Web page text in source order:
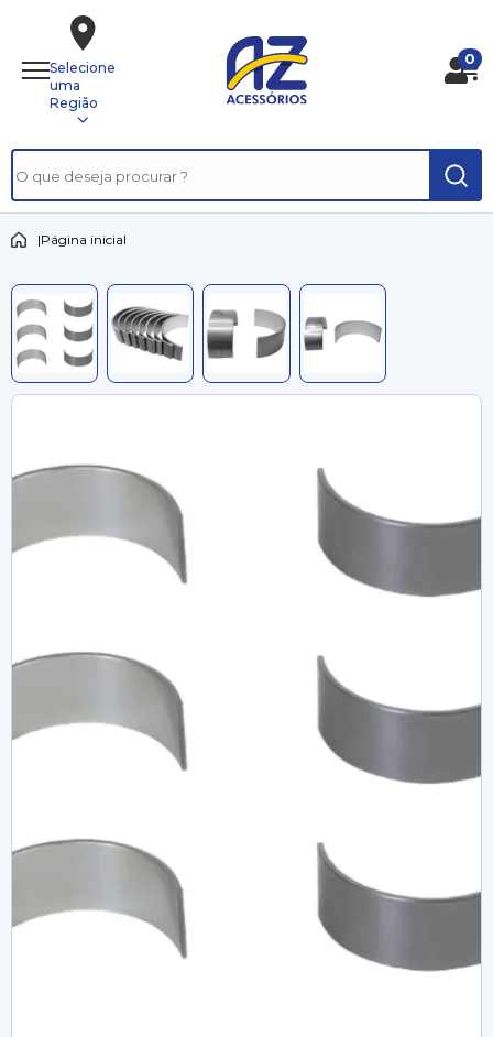
Selecione
uma
Região
0
|Página inicial